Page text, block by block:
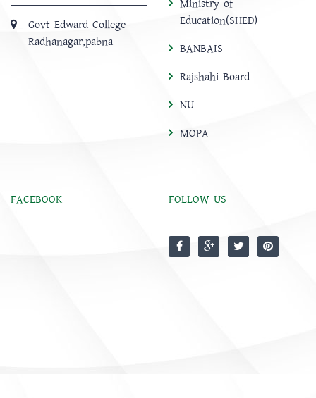
Govt Edward College
Radhanagar,pabna
Ministry of
Education(SHED)
BANBAIS
Rajshahi Board
NU
MOPA
FACEBOOK FOLLOW US